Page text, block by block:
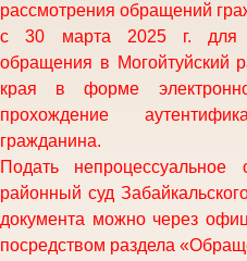
рассмотрения обращений
с 30 марта 2025 г. для
обращения в Могойтуйский
края в форме
прохождение
гражданина.
Подать
районный суд
документа можно через
посредством раздела